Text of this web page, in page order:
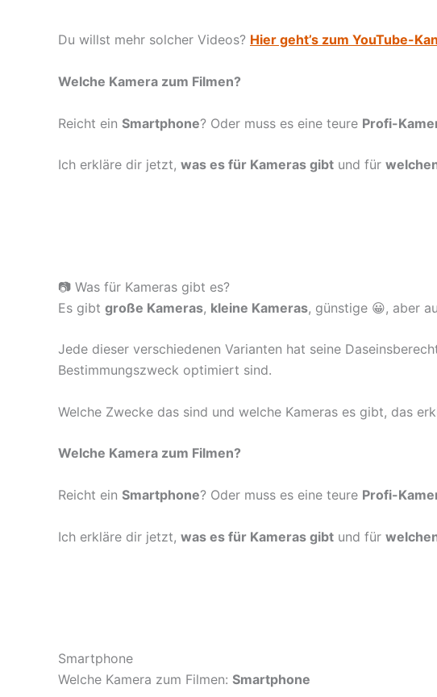
Du willst mehr solcher Videos? Hier geht’s zum YouTube-
Welche Kamera zum Filmen?
Reicht ein Smartphone? Oder muss es eine teure Profi-
Ich erkläre dir jetzt, was es für Kameras gibt und für
📷 Was für Kameras gibt es?
Es gibt große Kameras, kleine Kameras, günstige 😀, aber
Jede dieser verschiedenen Varianten hat seine
Bestimmungszweck optimiert sind.
Welche Zwecke das sind und welche Kameras es gibt, das
Welche Kamera zum Filmen?
Reicht ein Smartphone? Oder muss es eine teure Profi-
Ich erkläre dir jetzt, was es für Kameras gibt und für
Smartphone
Welche Kamera zum Filmen: Smartphone